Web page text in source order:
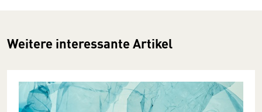
Weitere interessante Artikel